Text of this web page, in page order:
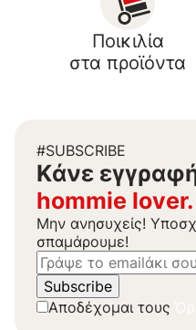
Ποικιλία
στα προϊόντα
#SUBSCRIBE
Kάνε
hommie lover.
Μην ανησυχείς!
σπαμάρουμε!
Αποδέχομαι τους